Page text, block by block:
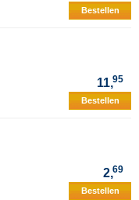
Bestellen
11,95
Bestellen
2,69
Bestellen